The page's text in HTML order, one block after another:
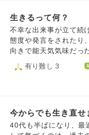
になるのです。 悪口
被害者ではなく“どち
す。人と上手く付き合
業自得であることも私
悲観的な部分も、見苦
けはどうか私を責めず
生きていることが恥ず
愛してくれるので心が痛いです。 全て
チが当たったのだと思
ありませんでした。早く死にた
その始まりは研究室選
た。 元々やる気も無
日大変で、それが終わ
死んだほうが良いと考
死ぬことを選びました
時も、もし犯罪を犯し
えていました。そのく
カウンセリングも9ヶ
生きるって何？
不幸な出来事が立て続
態度や発言をされたり、
向きで能天気気味だっ
それまで好きだったこ
でも良くなってしまいました。 どうすれば
有り難し 3
今からでも生き直せ
40代も半ばになり、最